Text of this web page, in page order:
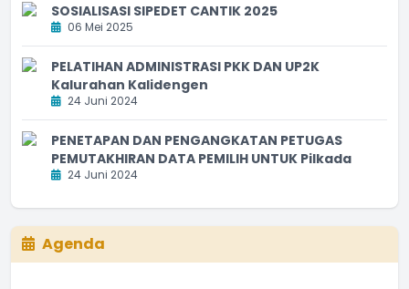
SOSIALISASI SIPEDET CANTIK 2025
06 Mei 2025
PELATIHAN ADMINISTRASI PKK DAN UP2K
Kalurahan Kalidengen
24 Juni 2024
PENETAPAN DAN PENGANGKATAN PETUGAS
PEMUTAKHIRAN DATA PEMILIH UNTUK Pilkada
24 Juni 2024
Agenda